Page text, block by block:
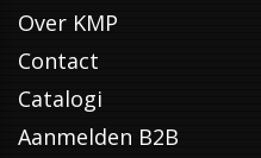
Over KMP
Contact
Catalogi
Aanmelden B2B